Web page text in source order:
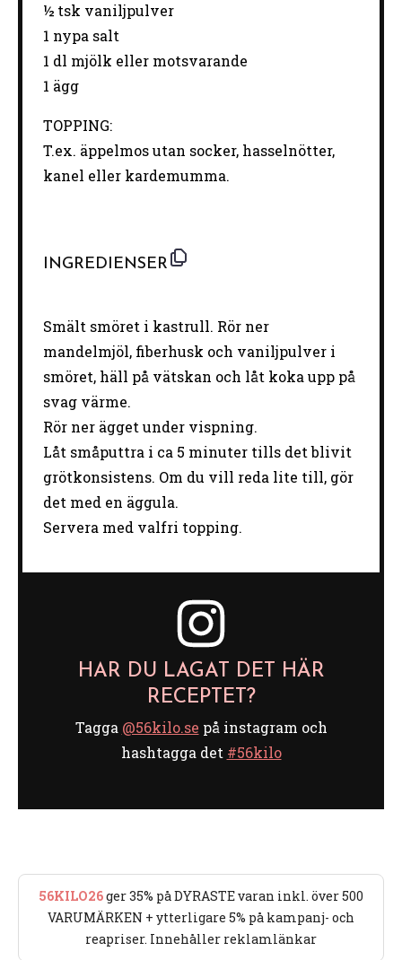
½ tsk vaniljpulver
1 nypa salt
1 dl mjölk eller motsvarande
1 ägg
TOPPING:
T.ex. äppelmos utan socker, hasselnötter,
kanel eller kardemumma.
INGREDIENSER
Smält smöret i kastrull. Rör ner
mandelmjöl, fiberhusk och vaniljpulver i
smöret, häll på vätskan och låt koka upp på
svag värme.
Rör ner ägget under vispning.
Låt småputtra i ca 5 minuter tills det blivit
grötkonsistens. Om du vill reda lite till, gör
det med en äggula.
Servera med valfri topping.
HAR DU LAGAT DET HÄR
RECEPTET?
Tagga @56kilo.se på instagram och
hashtagga det #56kilo
56KILO26ger 35% på DYRASTE varan inkl. över 500
VARUMÄRKEN + ytterligare 5% på kampanj- och
reapriser. Innehåller reklamlänkar